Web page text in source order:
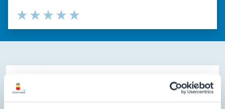
Valuta la chiarezza delle informazioni (da 1 a 5 stelle)
Seleziona il numero di stelle per valutare la chiarezza delle
Valuta 5 stelle su 5
Valuta 4 stelle su 5
Valuta 3 stelle su 5
Valuta 2 stelle su 5
Valuta 1 stelle su 5
Contatta il comune